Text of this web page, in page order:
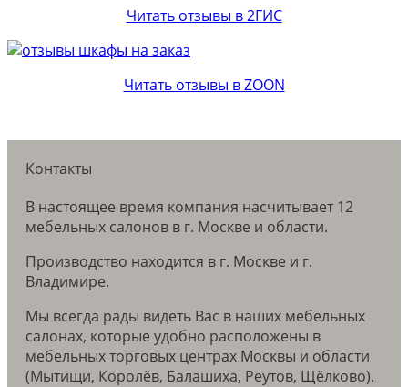
Читать отзывы в 2ГИС
Читать отзывы в ZOON
Контакты
В настоящее время компания насчитывает 12
мебельных салонов в г. Москве и области.
Производство находится в г. Москве и г.
Владимире.
Мы всегда рады видеть Вас в наших мебельных
салонах, которые удобно расположены в
мебельных торговых центрах Москвы и области
(Мытищи, Королёв, Балашиха, Реутов, Щёлково).